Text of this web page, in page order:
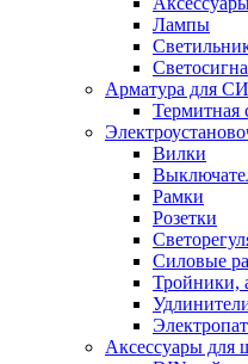
Лампы
Арматура для
Термитная
Вилки
Рамки
Розетки
Силовые
Тройники,
Аксессуары для